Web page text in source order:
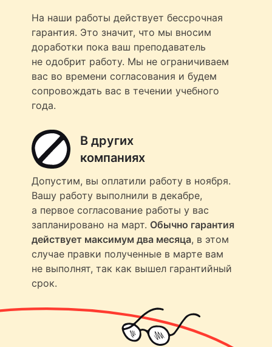
На наши работы действует бессрочная
гарантия. Это значит, что мы вносим
доработки пока ваш преподаватель
не одобрит работу. Мы не ограничиваем
вас во времени согласования и будем
сопровождать вас в течении учебного
года.
В других
компаниях
Допустим, вы оплатили работу в ноября.
Вашу работу выполнили в декабре,
а первое согласование работы у вас
запланировано на март. Обычно гарантия
действует максимум два месяца, в этом
случае правки полученные в марте вам
не выполнят, так как вышел гарантийный
срок.